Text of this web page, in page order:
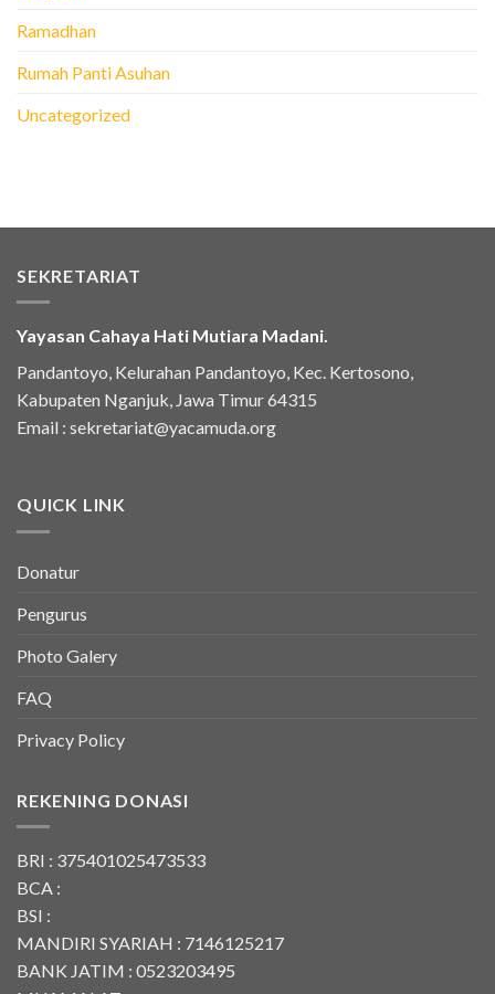
Ramadhan
Rumah Panti Asuhan
Uncategorized
SEKRETARIAT
Yayasan Cahaya Hati Mutiara Madani.
Pandantoyo, Kelurahan Pandantoyo, Kec. Kertosono,
Kabupaten Nganjuk, Jawa Timur 64315
Email : sekretariat@yacamuda.org
QUICK LINK
Donatur
Pengurus
Photo Galery
FAQ
Privacy Policy
REKENING DONASI
BRI : 375401025473533
BCA :
BSI :
MANDIRI SYARIAH : 7146125217
BANK JATIM : 0523203495